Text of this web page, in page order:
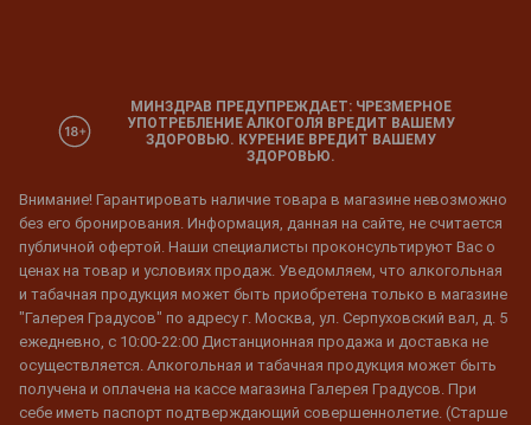
МИНЗДРАВ ПРЕДУПРЕЖДАЕТ: ЧРЕЗМЕРНОЕ
УПОТРЕБЛЕНИЕ АЛКОГОЛЯ ВРЕДИТ ВАШЕМУ
ЗДОРОВЬЮ. КУРЕНИЕ ВРЕДИТ ВАШЕМУ
ЗДОРОВЬЮ.
Внимание! Гарантировать наличие товара в магазине невозможно
без его бронирования. Информация, данная на сайте, не считается
публичной офертой. Наши специалисты проконсультируют Вас о
ценах на товар и условиях продаж. Уведомляем, что алкогольная
и табачная продукция может быть приобретена только в магазине
"Галерея Градусов" по адресу г. Москва, ул. Серпуховский вал, д. 5
ежедневно, с 10:00-22:00 Дистанционная продажа и доставка не
осуществляется. Алкогольная и табачная продукция может быть
получена и оплачена на кассе магазина Галерея Градусов. При
себе иметь паспорт подтверждающий совершеннолетие. (Старше